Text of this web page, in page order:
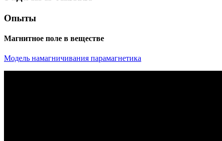
Опыты
Магнитное поле в веществе
Модель намагничивания парамагнетика